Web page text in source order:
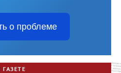
о проблеме
ГАЗЕТЕ